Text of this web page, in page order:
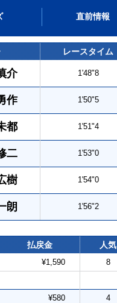
直前情報
レースタイム
1'48"8
1'50"5
1'51"4
1'53"0
1'54"0
朗 1'56"2
払戻金 人気
¥1,590 8
¥580 4